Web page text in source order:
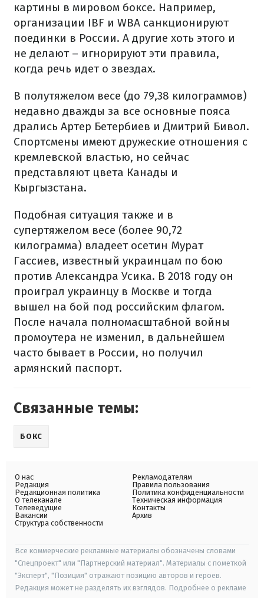
картины в мировом боксе. Например,
организации IBF и WBA санкционируют
поединки в России. А другие хоть этого и
не делают – игнорируют эти правила,
когда речь идет о звездах.
В полутяжелом весе (до 79,38 килограммов)
недавно дважды за все основные пояса
дрались Артер Бетербиев и Дмитрий Бивол.
Спортсмены имеют дружеские отношения с
кремлевской властью, но сейчас
представляют цвета Канады и
Кыргызстана.
Подобная ситуация также и в
супертяжелом весе (более 90,72
килограмма) владеет осетин Мурат
Гассиев, известный украинцам по бою
против Александра Усика. В 2018 году он
проиграл украинцу в Москве и тогда
вышел на бой под российским флагом.
После начала полномасштабной войны
промоутера не изменил, в дальнейшем
часто бывает в России, но получил
армянский паспорт.
Связанные темы:
БОКС
О нас
Редакция
Редакционная политика
О телеканале
Телеведущие
Вакансии
Структура собственности
Рекламодателям
Правила пользования
Политика конфиденциальности
Техническая информация
Контакты
Архив
Все коммерческие рекламные материалы обозначены словами
"Спецпроект" или "Партнерский материал". Материалы с пометкой
"Эксперт", "Позиция" отражают позицию авторов и героев.
Редакция может не разделять их взглядов. Подробнее о рекламе